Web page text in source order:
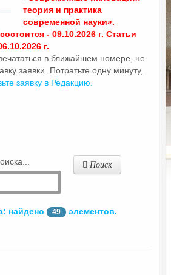
теория и практика
современной науки».
- 09.10.2026 г. Статьи
г.
в ближайшем номере, не
заявки. Потратьте одну минуту,
заявку в Редакцию.
Поиск
найдено 49 элементов.